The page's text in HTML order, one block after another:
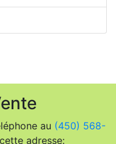
au (450) 568-
adresse: